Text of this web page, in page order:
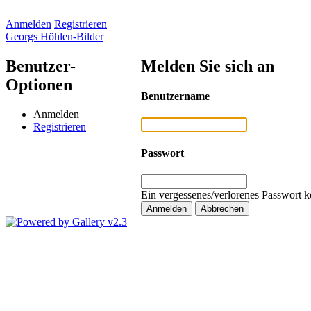
Anmelden Registrieren
Georgs Höhlen-Bilder
Benutzer-
Optionen
Anmelden
Registrieren
Melden Sie sich an
Benutzername
Passwort
Ein vergessenes/verlorenes Passwort